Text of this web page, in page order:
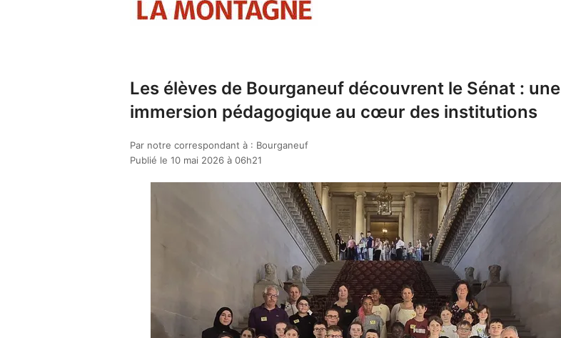
Les élèves de Bourganeuf découvrent le Sénat : une
immersion pédagogique au cœur des institutions
Par notre correspondant à : Bourganeuf
Publié le 10 mai 2026 à 06h21